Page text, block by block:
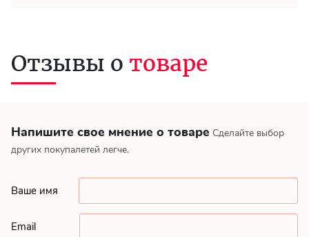
Напишите свое мнение о товаре Сделайте выбор
других покупалетей легче.
Ваше имя
Email
Отзывы о товаре